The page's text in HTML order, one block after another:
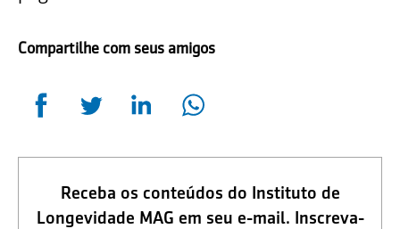
Compartilhe com seus amigos
Receba os conteúdos do Instituto de
Longevidade MAG em seu e-mail. Inscreva-